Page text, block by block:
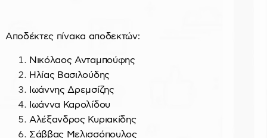
Αποδέκτες πίνακα αποδεκτών:
Νικόλαος Ανταμπούφης
Ηλίας Βασιλούδης
Ιωάννης Δρεμσίζης
Ιωάννα Καρολίδου
Αλέξανδρος Κυριακίδης
Σάββας Μελισσόπουλος